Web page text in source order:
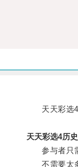
天天彩选4
天天彩选4历
参与者只需
不需要太多